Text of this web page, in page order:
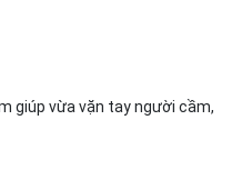
giúp vừa vặn tay người cầm,